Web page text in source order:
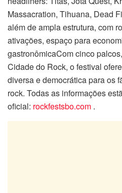
Massacration, Tihuana, Dead
além de ampla estrutura, com
ativações, espaço para
gastronômicaCom cinco
Cidade do Rock, o festival
diversa e democrática para os
rock. Todas as informações
oficial: rockfestsbo.com .